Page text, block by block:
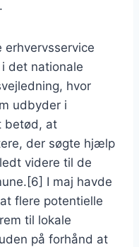
erhvervsservice
det nationale
hvor
udbyder i
betød, at
der søgte hjælp
videre til de
I maj havde
flere potentielle
til lokale
på forhånd at